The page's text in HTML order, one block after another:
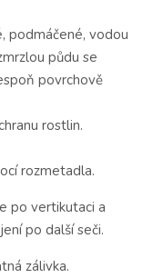
podmáčené, vodou
půdu se
povrchově
rostlin.
rozmetadla.
po vertikutaci a
po další seči.
zálivka.